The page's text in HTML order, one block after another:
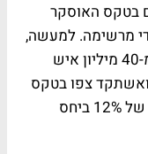
בטקס האוסקר
מרשימה. למעשה,
הפעם האחרונה שבה צפו בטקס יותר מ-40 מיליון איש
הברית לבדה, הייתה ב- 2014, ואשתקד צפו בטקס
29.6 מיליון אמריקאים המהווים עלייה של 12% ביחס